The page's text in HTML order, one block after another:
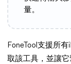
量。
FoneTool支援所
取該工具，並讓